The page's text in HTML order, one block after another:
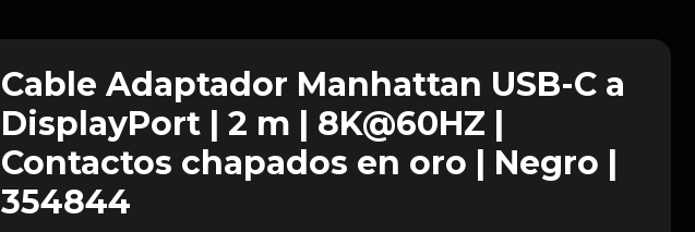
Cable Adaptador Manhattan USB-C a
DisplayPort | 2 m | 8K@60HZ |
Contactos chapados en oro | Negro |
354844